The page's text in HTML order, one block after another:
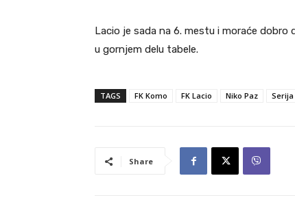
Lacio je sada na 6. mestu i moraće dobro
u gornjem delu tabele.
TAGS FK Komo FK Lacio Niko Paz Serija
Share